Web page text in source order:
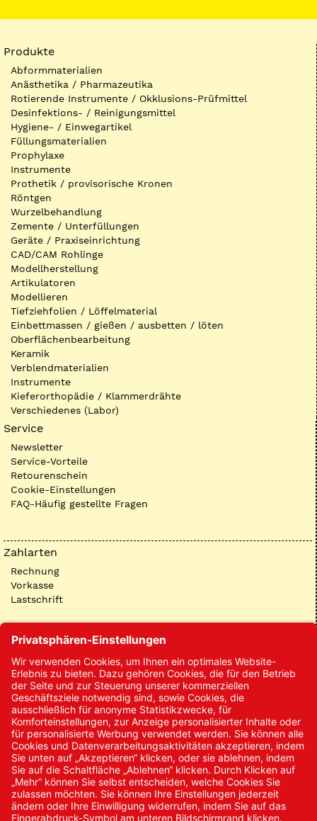
Produkte
Abformmaterialien
Anästhetika / Pharmazeutika
Rotierende Instrumente / Okklusions-Prüfmittel
Desinfektions- / Reinigungsmittel
Hygiene- / Einwegartikel
Füllungsmaterialien
Prophylaxe
Instrumente
Prothetik / provisorische Kronen
Röntgen
Wurzelbehandlung
Zemente / Unterfüllungen
Geräte / Praxiseinrichtung
CAD/CAM Rohlinge
Modellherstellung
Artikulatoren
Modellieren
Tiefziehfolien / Löffelmaterial
Einbettmassen / gießen / ausbetten / löten
Oberflächenbearbeitung
Keramik
Verblendmaterialien
Instrumente
Kieferorthopädie / Klammerdrähte
Verschiedenes (Labor)
Service
Newsletter
Service-Vorteile
Retourenschein
Cookie-Einstellungen
FAQ-Häufig gestellte Fragen
Zahlarten
Rechnung
Vorkasse
Lastschrift
Kontakt
Kontakt/Anfrage
Neukundenanmeldung
Kennwort vergessen
Bestellungen